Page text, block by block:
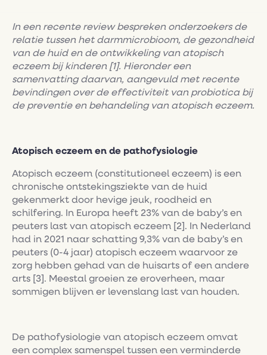
In een recente review bespreken onderzoekers de
relatie tussen het darmmicrobioom, de gezondheid
van de huid en de ontwikkeling van atopisch
eczeem bij kinderen [1]. Hieronder een
samenvatting daarvan, aangevuld met recente
bevindingen over de effectiviteit van probiotica bij
de preventie en behandeling van atopisch eczeem.
Atopisch eczeem en de pathofysiologie
Atopisch eczeem (constitutioneel eczeem) is een
chronische ontstekingsziekte van de huid
gekenmerkt door hevige jeuk, roodheid en
schilfering. In Europa heeft 23% van de baby’s en
peuters last van atopisch eczeem [2]. In Nederland
had in 2021 naar schatting 9,3% van de baby’s en
peuters (0-4 jaar) atopisch eczeem waarvoor ze
zorg hebben gehad van de huisarts of een andere
arts [3]. Meestal groeien ze eroverheen, maar
sommigen blijven er levenslang last van houden.
De pathofysiologie van atopisch eczeem omvat
een complex samenspel tussen een verminderde